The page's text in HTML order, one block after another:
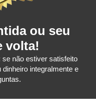
ou seu
volta!
não estiver satisfeito
integralmente e